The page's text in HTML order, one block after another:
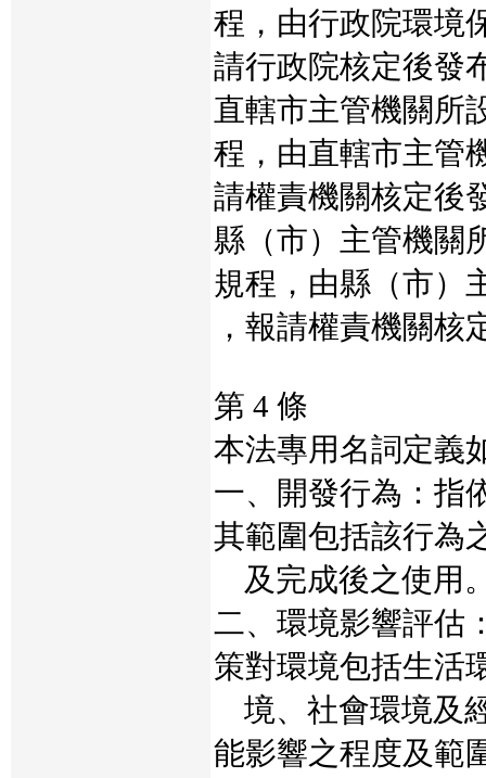
程，由行政院環境
請行政院核定後發
直轄市主管機關所
程，由直轄市主管
請權責機關核定後
縣（市）主管機關
規程，由縣（市）
，報請權責機關核
第 4 條
本法專用名詞定義
一、開發行為：指
其範圍包括該行為
及完成後之使用
二、環境影響評估
策對環境包括生活
境、社會環境及
能影響之程度及範